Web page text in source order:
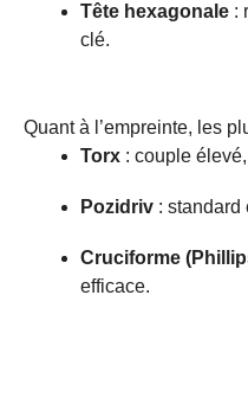
Tête hexagonale :
clé.
Quant à l’empreinte, les
Torx : couple
Pozidriv : standard
Cruciforme
efficace.